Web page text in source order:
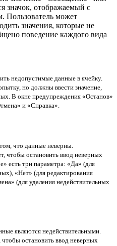
значок, отображаемый с
Пользователь может
значения, которые не
поведение каждого вида
недопустимые данные в ячейку.
но должны ввести значение,
В окне предупреждения «Останов»
и «Справка».
что данные неверны.
чтобы остановить ввод неверных
есть три параметра: «Да» (для
«Нет» (для редактирования
(для удаления недействительных
являются недействительными.
остановить ввод неверных